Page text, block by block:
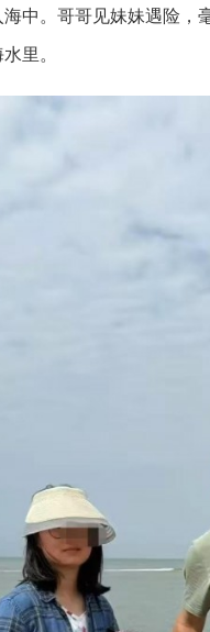
中。哥哥见妹妹遇险
里。